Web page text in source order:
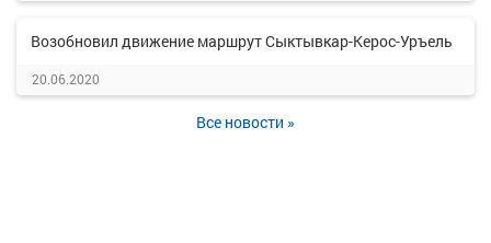
Возобновил движение маршрут Сыктывкар-Керос-Уръель
20.06.2020
Все новости »